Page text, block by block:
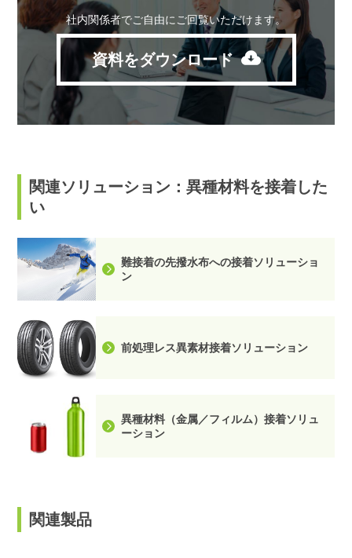
社内関係者でご自由にご回覧いただけます。
資料をダウンロード
関連ソリューション：異種材料を接着した
い
難接着の先撥水布への接着ソリューショ
ン
前処理レス異素材接着ソリューション
異種材料（金属／フィルム）接着ソリュ
ーション
関連製品